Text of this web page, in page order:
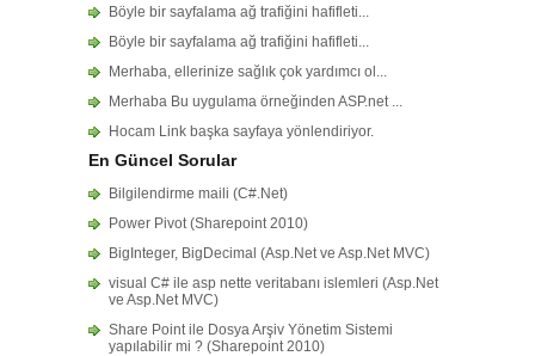
Böyle bir sayfalama ağ trafiğini hafifleti...
Böyle bir sayfalama ağ trafiğini hafifleti...
Merhaba, ellerinize sağlık çok yardımcı ol...
Merhaba Bu uygulama örneğinden ASP.net ...
Hocam Link başka sayfaya yönlendiriyor.
En Güncel Sorular
Bilgilendirme maili (C#.Net)
Power Pivot (Sharepoint 2010)
BigInteger, BigDecimal (Asp.Net ve Asp.Net MVC)
visual C# ile asp nette veritabanı islemleri (Asp.Net
ve Asp.Net MVC)
Share Point ile Dosya Arşiv Yönetim Sistemi
yapılabilir mi ? (Sharepoint 2010)